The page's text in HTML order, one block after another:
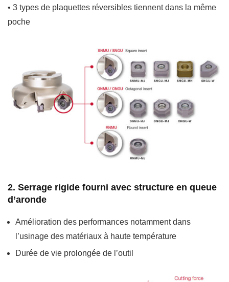
• 3 types de plaquettes réversibles tiennent dans la même
poche
2. Serrage rigide fourni avec structure en queue
d’aronde
Amélioration des performances notamment dans
l’usinage des matériaux à haute température
Durée de vie prolongée de l’outil